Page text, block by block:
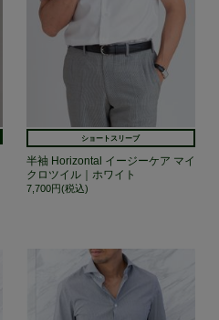
ショートスリーブ
半袖 Horizontal イージーケア マイ
クロツイル｜ホワイト
7,700円(税込)